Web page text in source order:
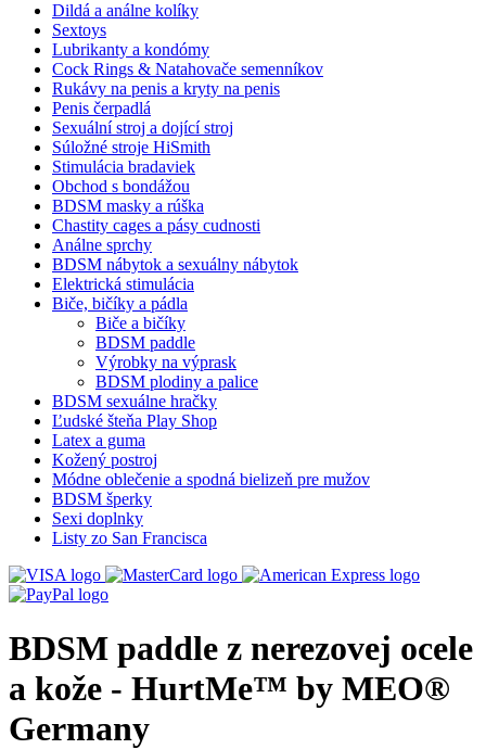
Dildá a análne kolíky
Sextoys
Lubrikanty a kondómy
Cock Rings & Natahovače semenníkov
Rukávy na penis a kryty na penis
Penis čerpadlá
Sexuální stroj a dojící stroj
Súložné stroje HiSmith
Stimulácia bradaviek
Obchod s bondážou
BDSM masky a rúška
Chastity cages a pásy cudnosti
Análne sprchy
BDSM nábytok a sexuálny nábytok
Elektrická stimulácia
Biče, bičíky a pádla
Biče a bičíky
BDSM paddle
Výrobky na výprask
BDSM plodiny a palice
BDSM sexuálne hračky
Ľudské šteňa Play Shop
Latex a guma
Kožený postroj
Módne oblečenie a spodná bielizeň pre mužov
BDSM šperky
Sexi doplnky
Listy zo San Francisca
BDSM paddle z nerezovej ocele
a kože - HurtMe™ by MEO®
Germany